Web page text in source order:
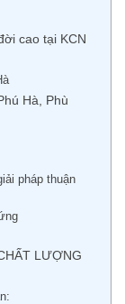
cao tại KCN
Hà, Phù
pháp thuận
LƯỢNG